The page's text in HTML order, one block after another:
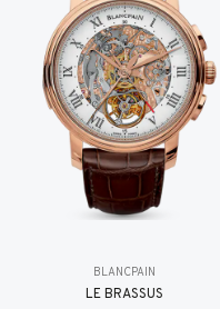
BLANCPAIN
LE BRASSUS